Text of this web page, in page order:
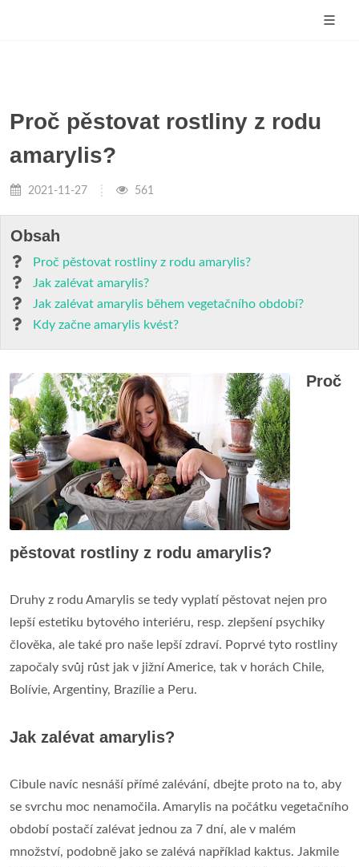
Proč pěstovat rostliny z rodu
amarylis?
2021-11-27 561
Obsah
Proč pěstovat rostliny z rodu amarylis?
Jak zalévat amarylis?
Jak zalévat amarylis během vegetačního období?
Kdy začne amarylis kvést?
Proč
pěstovat rostliny z rodu amarylis?
Druhy z rodu Amarylis se tedy vyplatí pěstovat nejen pro
lepší estetiku bytového interiéru, resp. zlepšení psychiky
člověka, ale také pro naše lepší zdraví. Poprvé tyto rostliny
započaly svůj růst jak v jižní Americe, tak v horách Chile,
Bolívie, Argentiny, Brazílie a Peru.
Jak zalévat amarylis?
Cibule navíc nesnáší přímé zalévání, dbejte proto na to, aby
se svrchu moc nenamočila. Amarylis na počátku vegetačního
období postačí zalévat jednou za 7 dní, ale v malém
množství, podobně jako se zalévá například kaktus. Jakmile